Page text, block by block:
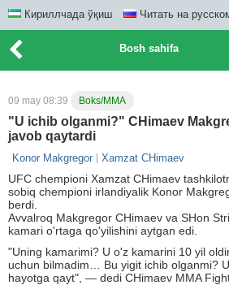
Кириллчада ўқиш Читать на
Bosh sahifa
09 may 08:39 Boks/MMA
"U ichib olganmi?" CHimaev
javob qaytardi
Konor Makgregor Xamzat CHimaev
UFC chempioni Xamzat CHimaev
sobiq chempioni irlandiyalik Konor
berdi.
Avvalroq Makgregor CHimaev va SHon
kamari o'rtaga qo'yilishini aytgan edi.
"Uning kamarimi? U o'z kamarini 10 yil
uchun bilmadim… Bu yigit ichib olganmi?
hayotga qayt", — dedi CHimaev MMA